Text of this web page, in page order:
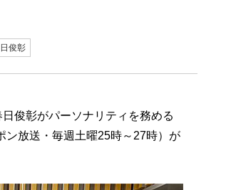
俊彰
俊彰がパーソナリティを務める
ン放送・毎週土曜25時～27時）が